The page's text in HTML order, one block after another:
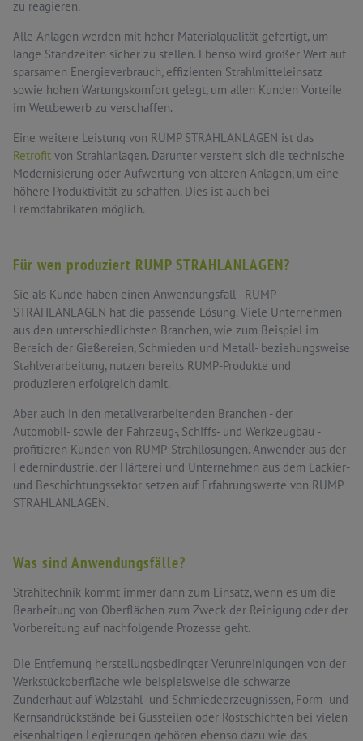
zu reagieren.
Alle Anlagen werden mit hoher Materialqualität gefertigt, um
lange Standzeiten sicher zu stellen. Ebenso wird großer Wert auf
sparsamen Energieverbrauch, effizienten Strahlmitteleinsatz
sowie hohen Wartungskomfort gelegt, um allen Kunden Vorteile
im Wettbewerb zu verschaffen.
Eine weitere Leistung von RUMP STRAHLANLAGEN ist das
Retrofit von Strahlanlagen. Darunter versteht sich die technische
Modernisierung oder Aufwertung von älteren Anlagen, um eine
höhere Produktivität zu schaffen. Dies ist auch bei
Fremdfabrikaten möglich.
Für wen produziert RUMP STRAHLANLAGEN?
Sie als Kunde haben einen Anwendungsfall - RUMP
STRAHLANLAGEN hat die passende Lösung. Viele Unternehmen
aus den unterschiedlichsten Branchen, wie zum Beispiel im
Bereich der Gießereien, Schmieden und Metall- beziehungsweise
Stahlverarbeitung, nutzen bereits RUMP-Produkte und
produzieren erfolgreich damit.
Aber auch in den metallverarbeitenden Branchen - der
Automobil- sowie der Fahrzeug-, Schiffs- und Werkzeugbau -
profitieren Kunden von RUMP-Strahllösungen. Anwender aus der
Federnindustrie, der Härterei und Unternehmen aus dem Lackier-
und Beschichtungssektor setzen auf Erfahrungswerte von RUMP
STRAHLANLAGEN.
Was sind Anwendungsfälle?
Strahltechnik kommt immer dann zum Einsatz, wenn es um die
Bearbeitung von Oberflächen zum Zweck der Reinigung oder der
Vorbereitung auf nachfolgende Prozesse geht.
Die Entfernung herstellungsbedingter Verunreinigungen von der
Werkstückoberfläche wie beispielsweise die schwarze
Zunderhaut auf Walzstahl- und Schmiedeerzeugnissen, Form- und
Kernsandrückstände bei Gussteilen oder Rostschichten bei vielen
eisenhaltigen Legierungen gehören ebenso dazu wie das